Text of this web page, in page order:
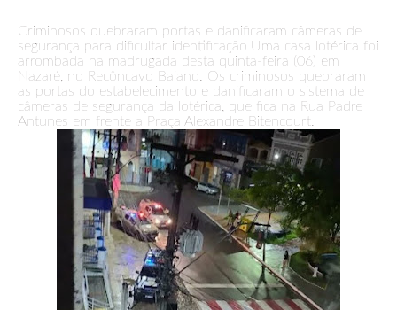
Criminosos quebraram portas e danificaram câmeras de
segurança para dificultar identificação.Uma casa lotérica foi
arrombada na madrugada desta quinta-feira (06) em
Nazaré, no Recôncavo Baiano. Os criminosos quebraram
as portas do estabelecimento e danificaram o sistema de
câmeras de segurança da lotérica, que fica na Rua Padre
Antunes em frente a Praça Alexandre Bitencourt.